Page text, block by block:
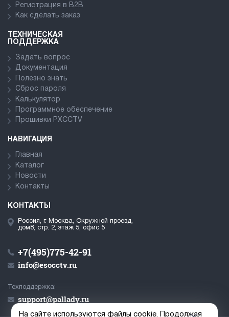
Регистрация в В2В
Как сделать заказ
ТЕХНИЧЕСКАЯ
ПОДДЕРЖКА
Задать вопрос
Документация
Полезно знать
Сброс пароля
Калькулятор
Программное обеспечение
Прошивки PXCCTV
НАВИГАЦИЯ
Главная
Каталог
Новости
Контакты
КОНТАКТЫ
Россия, г. Москва, Окружной проезд,
дом8, стр. 2, этаж 5, офис 5
+7(495)775-42-91
info@esocctv.ru
Техподдержка:
support@pallady.ru
На сайте используются файлы cookie. Продолжая